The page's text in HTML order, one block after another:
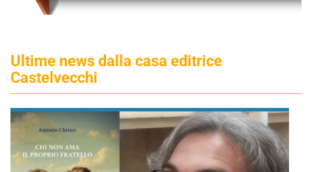
Ultime news dalla casa editrice
Castelvecchi